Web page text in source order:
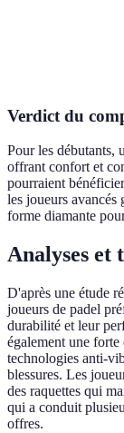
Verdict du
Pour les débutants,
offrant confort et
pourraient
les joueurs avancés
forme diamante
Analyses et
D'après une étude
joueurs de padel
durabilité et leur
également une forte
technologies anti-
blessures. Les
des raquettes qui
qui a conduit
offres.